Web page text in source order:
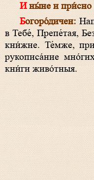
И ны́не и
Богоро́дичен:
в Тебе́, Препе́тая,
кни́жне. Те́мже,
рукописа́ние
кни́ги живо́тныя.